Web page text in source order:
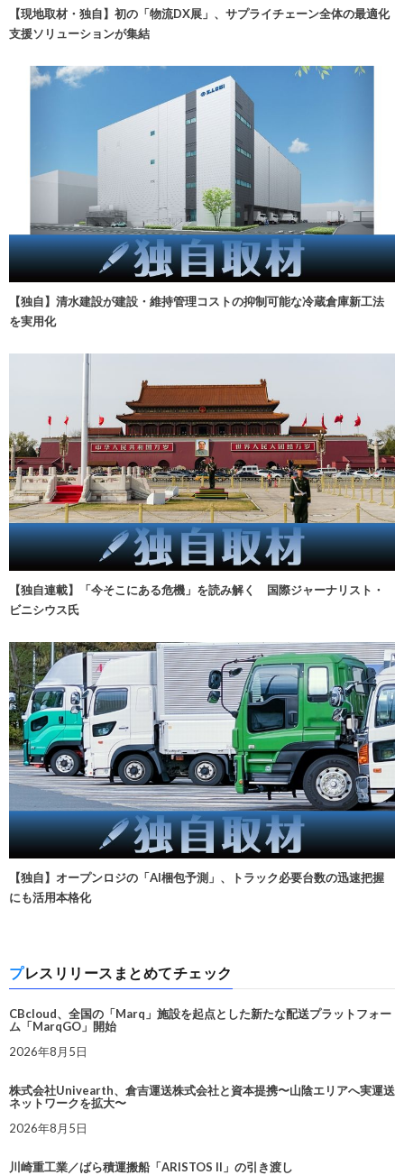
【現地取材・独自】初の「物流DX展」、サプライチェーン全体の最適化
支援ソリューションが集結
【独自】清水建設が建設・維持管理コストの抑制可能な冷蔵倉庫新工法
を実用化
【独自連載】「今そこにある危機」を読み解く 国際ジャーナリスト・
ビニシウス氏
【独自】オープンロジの「AI梱包予測」、トラック必要台数の迅速把握
にも活用本格化
プレスリリースまとめてチェック
CBcloud、全国の「Marq」施設を起点とした新たな配送プラットフォー
ム「MarqGO」開始
2026年8月5日
株式会社Univearth、倉吉運送株式会社と資本提携〜山陰エリアへ実運送
ネットワークを拡大〜
2026年8月5日
川崎重工業／ばら積運搬船「ARISTOS II」の引き渡し